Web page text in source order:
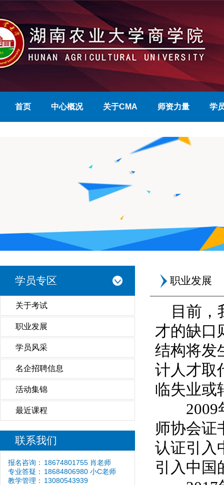
首页 中心概况 关于CMA 师资力量 学
学员专区
关于考试
职业发展
学员风采
名企招聘信息
活动集锦
最近课程
联系我们
报名咨询： 18674801755 肖老师
专业答疑： 18684806980 小C老师
教学管理： 13080543939
职业发展
目前，
才的缺口
结构将发
计人才取
临失业或
2009
师协会证
认证引入
引入中国